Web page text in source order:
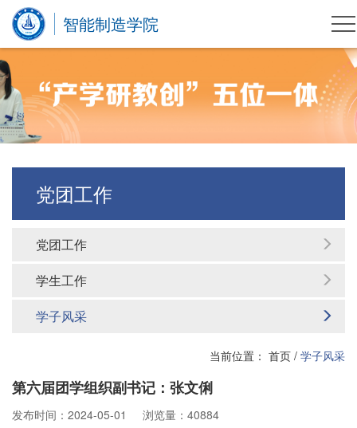
智能制造学院
党团工作
党团工作
学生工作
学子风采
当前位置： 首页 / 学子风采
第六届团学组织副书记：张文俐
发布时间：2024-05-01 浏览量：40884